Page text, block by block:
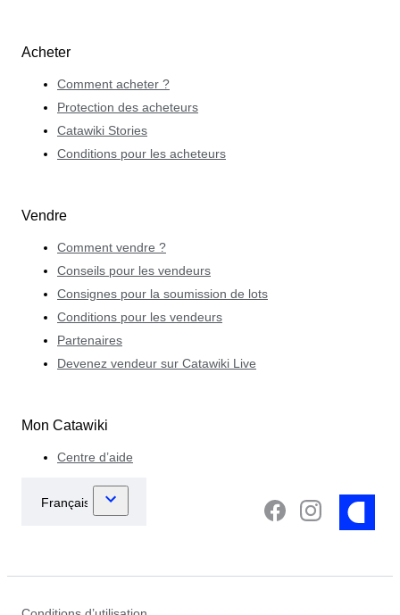
Acheter
Comment acheter ?
Protection des acheteurs
Catawiki Stories
Conditions pour les acheteurs
Vendre
Comment vendre ?
Conseils pour les vendeurs
Consignes pour la soumission de lots
Conditions pour les vendeurs
Partenaires
Devenez vendeur sur Catawiki Live
Mon Catawiki
Centre d’aide